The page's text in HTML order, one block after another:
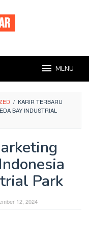
MENU
/ KARIR TERBARU
BAY INDUSTRIAL
Park
12, 2024